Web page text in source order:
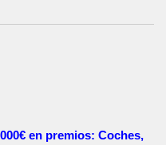
en premios: Coches,